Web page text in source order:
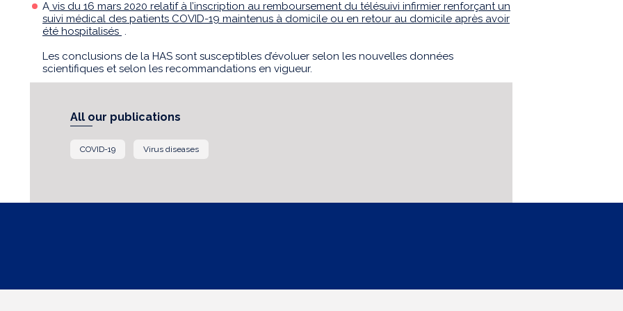
A vis du 16 mars 2020 relatif à l’inscription au remboursement du télésuivi infirmier renforçant un
suivi médical des patients COVID-19 maintenus à domicile ou en retour au domicile après avoir
été hospitalisés .
Les conclusions de la HAS sont susceptibles d’évoluer selon les nouvelles données
scientifiques et selon les recommandations en vigueur.
All our publications
COVID-19 Virus diseases